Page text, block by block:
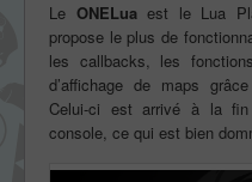
Le ONELuaest le Lua
propose le plus de
les callbacks, les
d’affichage de maps
Celui-ci est arrivé à la
console, ce qui est bien